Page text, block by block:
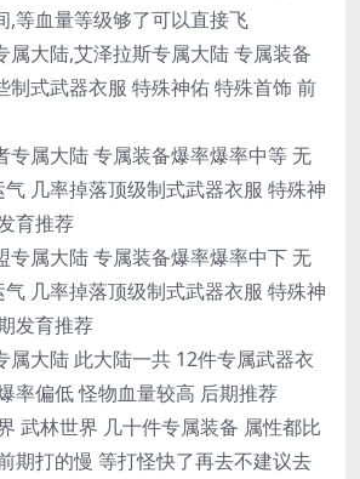
,等血量等级够了可以直接飞
属大陆,艾泽拉斯专属大陆 专属装备
制式武器衣服 特殊神佑 特殊首饰 前
专属大陆 专属装备爆率爆率中等 无
几率掉落顶级制式武器衣服 特殊神
育推荐
专属大陆 专属装备爆率爆率中下 无
几率掉落顶级制式武器衣服 特殊神
发育推荐
属大陆 此大陆一共 12件专属武器衣
率偏低 怪物血量较高 后期推荐
武林世界 几十件专属装备 属性都比
期打的慢 等打怪快了再去不建议去